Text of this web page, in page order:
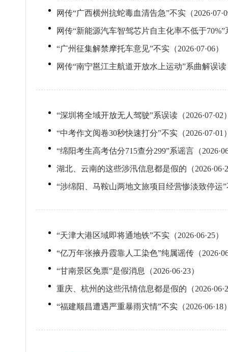
网传“广西横州抗蛇毒血清告急”不实（
网传“新能源汽车智驾芯片自主化率不低于70%”
“广州征集解禁摩托车意见”不实（2026·07·06）
网传“南宁邕江主航道开放水上运动”系曲解误读
“深圳将全域开放无人驾驶”系误读（2026·07·02
“中考作文阅卷30秒快速打分”不实（2026·07·01
“绵阳考生高考估分715查分299”系谣言（
湖北、云南的这些涉汛信息都是假的（
“涉绵阳、马鞍山两地文旅项目经营惨淡致停运”
“天津大港区域即将通地铁”不实（2026·06·25）
“亿万年张掖丹霞靠人工染色”纯属谣传（
“甘南景区免票”是假消息（2026·06·23）
重庆、杭州的这些汛情信息都是假的（
“福建顺昌遭遇严重暴雨灾情”不实（2026·06·18